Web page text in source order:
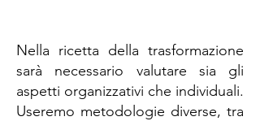
Nella ricetta della trasformazione
sarà necessario valutare sia gli
aspetti organizzativi che individuali.
Useremo metodologie diverse, tra